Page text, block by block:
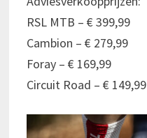
RSL MTB – € 399,99
Cambion – € 279,99
Foray – € 169,99
Circuit Road – € 149,99